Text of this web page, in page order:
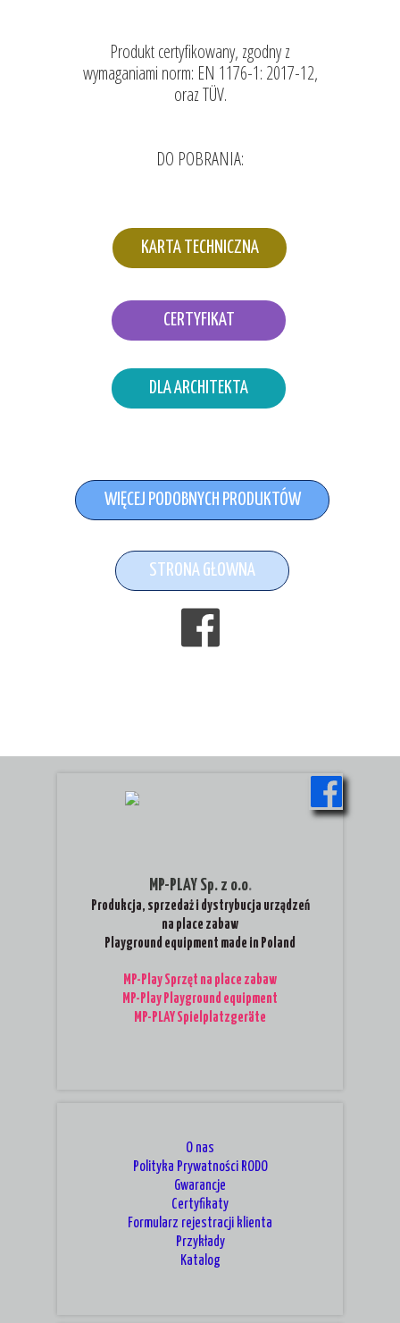
STRONA GŁOWNA
WIĘCEJ PODOBNYCH PRODUKTÓW
DLA ARCHITEKTA
CERTYFIKAT
KARTA TECHNICZNA
Produkt certyfikowany, zgodny z
wymaganiami norm: EN 1176-1: 2017-12,
oraz TÜV.
DO POBRANIA:
O nas
Polityka Prywatności RODO
Gwarancje
Certyfikaty
Formularz rejestracji klienta
Przykłady
Katalog
MP-PLAY Sp. z o.o.
Produkcja, sprzedaż i dystrybucja urządzeń
na place zabaw
Playground equipment made in Poland
MP-Play Sprzęt na place zabaw
MP-Play Playground equipment
MP-PLAY Spielplatzgeräte